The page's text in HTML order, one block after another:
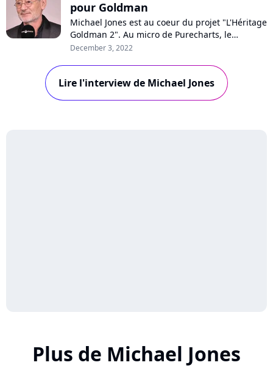
pour Goldman
Michael Jones est au coeur du projet "L'Héritage
Goldman 2". Au micro de Purecharts, le
guitariste se confie sur son lien avec Jean-
de l'album ou encore la présence de Céline
Dion sur le disque. Interview !
December 3, 2022
Lire l'interview de Michael Jones
Plus de Michael Jones